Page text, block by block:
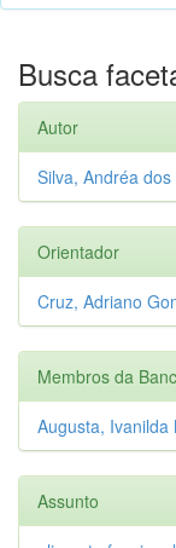
Busca
Autor
Silva, Andréa dos
Orientador
Cruz, Adriano
Membros da
Augusta, Ivanilda
Assunto